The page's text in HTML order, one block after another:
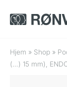
Hjem » Shop »
(…) 15 mm),